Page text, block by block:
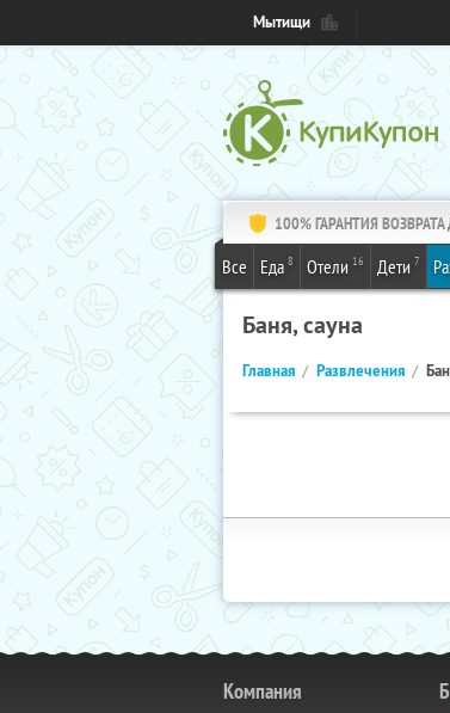
Мытищи
100% ГАРАНТИЯ ВОЗВРАТА
Все Еда 8 Отели 16 Дети 7
Баня, сауна
Главная Развлечения
Компания